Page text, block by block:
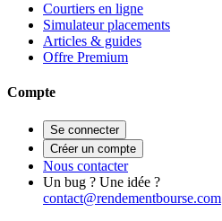
Courtiers en ligne
Simulateur placements
Articles & guides
Offre Premium
Compte
Se connecter
Créer un compte
Nous contacter
Un bug ? Une idée ?
contact@rendementbourse.com